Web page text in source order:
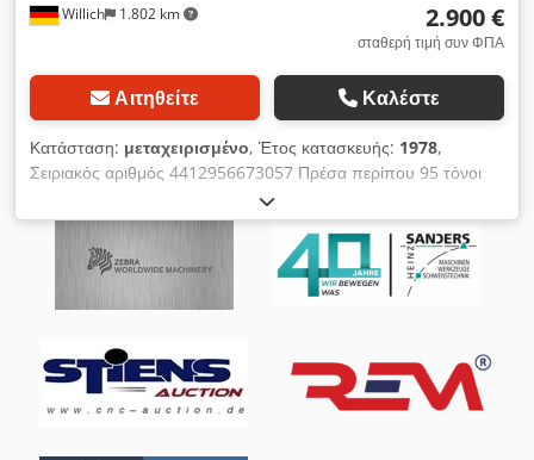
Willich 1.802 km 2.900 €
σταθερή τιμή συν ΦΠΑ
Αιτηθείτε Καλέστε
Κατάσταση: μεταχειρισμένο, Έτος κατασκευής: 1978,
Σειριακός αριθμός 4412956673057 Πρέσα περίπου 95 τόνοι
Ισχύς κινητήρα 7,5 kW Βάρος μηχανήματος περίπου 5 t
Απαιτούμενος χώρος περίπου 2,2 × 1,0 × 2,3 m ?? Τεχνικά
στοιχεία (από την πινακίδα) Γωνιακός χάλυβας (προφίλ L): 150
× 15 mm στις 90° 100 × 14 mm στις 45° Επίπεδος χάλυβας:
έως περίπου 150 × 16 mm μεγαλύτερες διατομές έως 340 × 16
Δοκοί/προφίλ: U-προφίλ (UPN): 220 I-προφίλ (IPN/IPE): 220
άλλα: PB 120, PBL 160 Λαμαρίνα: π.χ. 120 × 28 mm ή 120 ×
22 mm (ανάλογα με το σημείο κοπής) Διάτρηση (τρύπημα):